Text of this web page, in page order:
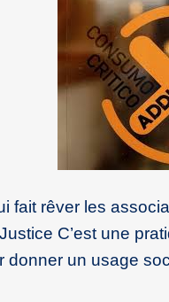
fait rêver les
C’est une
donner un usage